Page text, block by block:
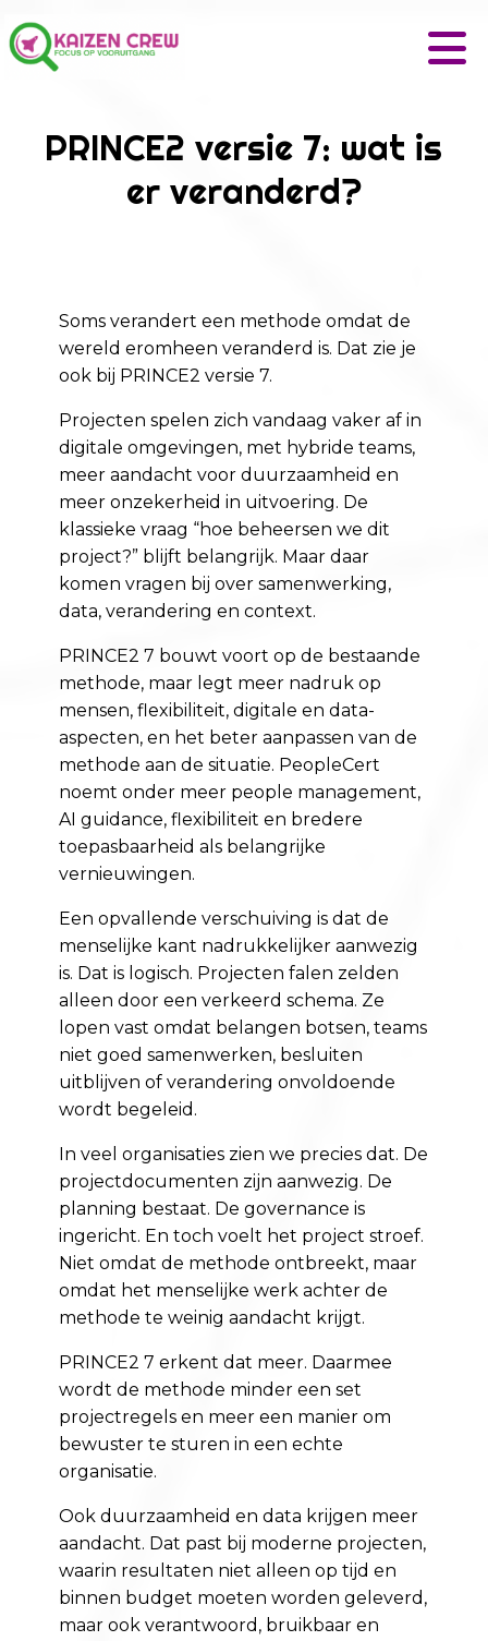
PRINCE2 versie 7: wat is
er veranderd?
Soms verandert een methode omdat de
wereld eromheen veranderd is. Dat zie je
ook bij PRINCE2 versie 7.
Projecten spelen zich vandaag vaker af in
digitale omgevingen, met hybride teams,
meer aandacht voor duurzaamheid en
meer onzekerheid in uitvoering. De
klassieke vraag “hoe beheersen we dit
project?” blijft belangrijk. Maar daar
komen vragen bij over samenwerking,
data, verandering en context.
PRINCE2 7 bouwt voort op de bestaande
methode, maar legt meer nadruk op
mensen, flexibiliteit, digitale en data-
aspecten, en het beter aanpassen van de
methode aan de situatie. PeopleCert
noemt onder meer people management,
AI guidance, flexibiliteit en bredere
toepasbaarheid als belangrijke
vernieuwingen.
Een opvallende verschuiving is dat de
menselijke kant nadrukkelijker aanwezig
is. Dat is logisch. Projecten falen zelden
alleen door een verkeerd schema. Ze
lopen vast omdat belangen botsen, teams
niet goed samenwerken, besluiten
uitblijven of verandering onvoldoende
wordt begeleid.
In veel organisaties zien we precies dat. De
projectdocumenten zijn aanwezig. De
planning bestaat. De governance is
ingericht. En toch voelt het project stroef.
Niet omdat de methode ontbreekt, maar
omdat het menselijke werk achter de
methode te weinig aandacht krijgt.
PRINCE2 7 erkent dat meer. Daarmee
wordt de methode minder een set
projectregels en meer een manier om
bewuster te sturen in een echte
organisatie.
Ook duurzaamheid en data krijgen meer
aandacht. Dat past bij moderne projecten,
waarin resultaten niet alleen op tijd en
binnen budget moeten worden geleverd,
maar ook verantwoord, bruikbaar en